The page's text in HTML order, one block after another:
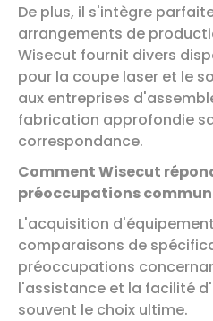
De plus, il s'intègre
arrangements de
Wisecut fournit divers
pour la coupe laser et le
aux entreprises
fabrication approfondie
correspondance.
Comment Wisecut
préoccupations
L'acquisition
comparaisons de
préoccupations
l'assistance et la facilité
souvent le choix ultime.